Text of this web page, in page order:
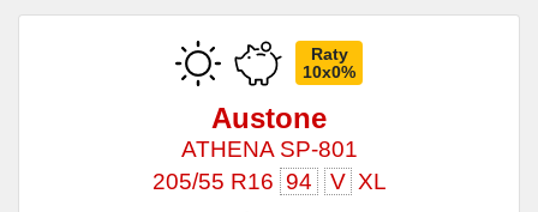
Raty
10x0%
Austone
ATHENA SP-801
205/55 R16 94 V XL